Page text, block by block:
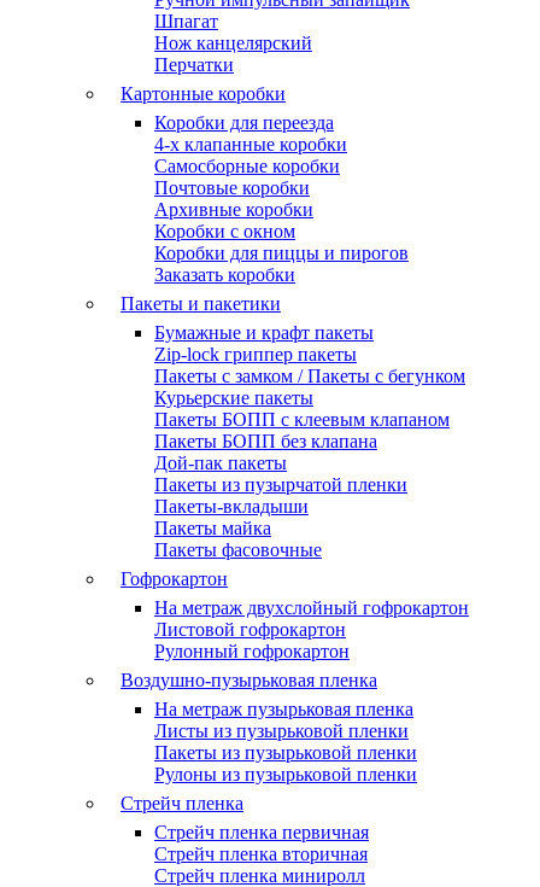
Шпагат
Нож канцелярский
Перчатки
Картонные коробки
Коробки для переезда
4-х клапанные коробки
Самосборные коробки
Почтовые коробки
Архивные коробки
Коробки с окном
Коробки для пиццы и пирогов
Заказать коробки
Пакеты и пакетики
Бумажные и крафт пакеты
Zip-lock гриппер пакеты
Пакеты с замком / Пакеты с бегунком
Курьерские пакеты
Пакеты БОПП с клеевым клапаном
Пакеты БОПП без клапана
Дой-пак пакеты
Пакеты из пузырчатой пленки
Пакеты-вкладыши
Пакеты майка
Пакеты фасовочные
Гофрокартон
На метраж двухслойный гофрокартон
Листовой гофрокартон
Рулонный гофрокартон
Воздушно-пузырьковая пленка
На метраж пузырьковая пленка
Листы из пузырьковой пленки
Пакеты из пузырьковой пленки
Рулоны из пузырьковой пленки
Стрейч пленка
Стрейч пленка первичная
Стрейч пленка вторичная
Стрейч пленка миниролл